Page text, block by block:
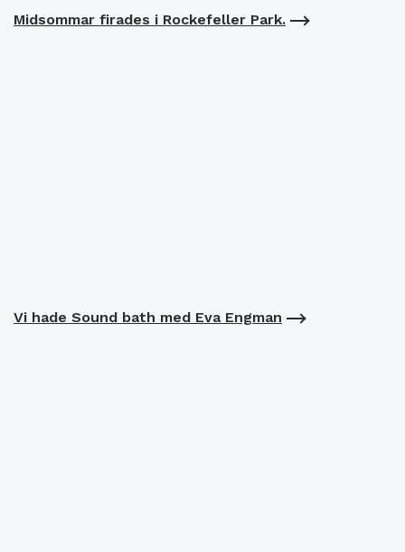
Midsommar firades i Rockefeller Park.
Vi hade Sound bath med Eva Engman